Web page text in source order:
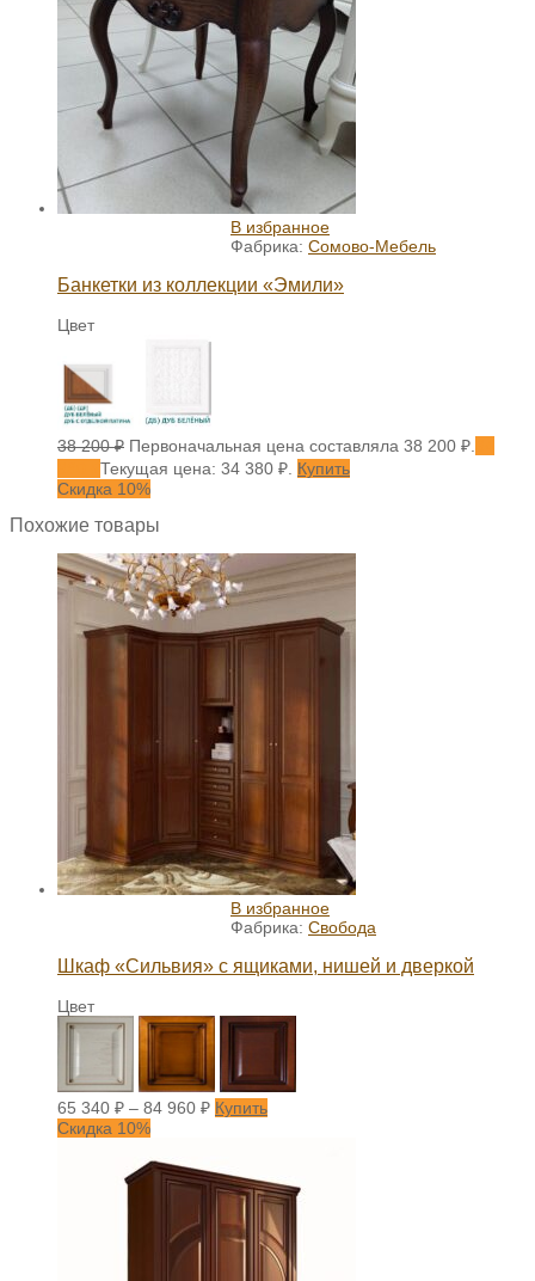
В избранное
Фабрика: Сомово-Мебель
Банкетки из коллекции «Эмили»
Цвет
38 200₽ Первоначальная цена составляла 38 200 ₽.
Текущая цена: 34 380 ₽. Купить
Скидка 10%
Похожие товары
В избранное
Фабрика: Свобода
Шкаф «Сильвия» с ящиками, нишей и дверкой
Цвет
65 340 ₽ – 84 960 ₽ Купить
Скидка 10%